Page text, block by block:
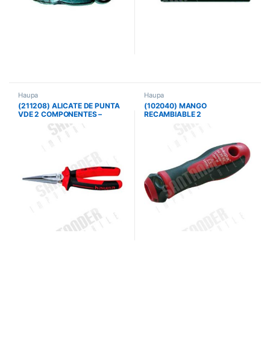
Haupa
(211208) ALICATE DE PUNTA
VDE 2 COMPONENTES –
Haupa
(102040) MANGO
RECAMBIABLE 2